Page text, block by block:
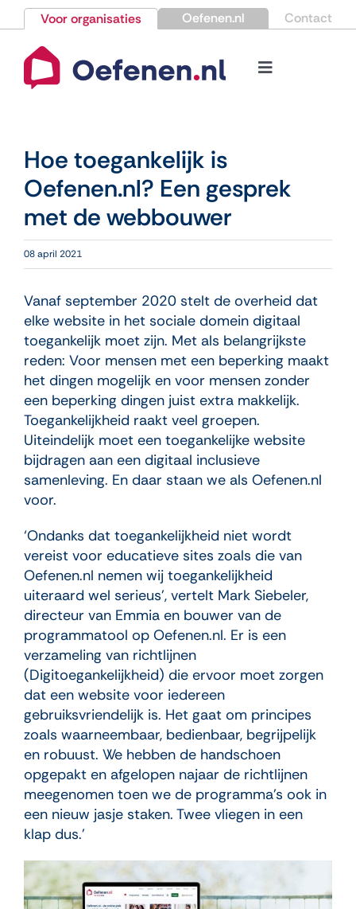
naar
inhoud
Voor organisaties Oefenen.nl Contact
Toggle
Nieuws
Kennisbank
Over Oefenen.nl
Contact
Hoe toegankelijk is
Oefenen.nl? Een gesprek
met de webbouwer
08 april 2021
Vanaf september 2020 stelt de overheid dat
elke website in het sociale domein digitaal
toegankelijk moet zijn. Met als belangrijkste
reden: Voor mensen met een beperking maakt
het dingen mogelijk en voor mensen zonder
een beperking dingen juist extra makkelijk.
Toegankelijkheid raakt veel groepen.
Uiteindelijk moet een toegankelijke website
bijdragen aan een digitaal inclusieve
samenleving. En daar staan we als Oefenen.nl
voor.
‘Ondanks dat toegankelijkheid niet wordt
vereist voor educatieve sites zoals die van
Oefenen.nl nemen wij toegankelijkheid
uiteraard wel serieus’, vertelt Mark Siebeler,
directeur van Emmia en bouwer van de
programmatool op Oefenen.nl. Er is een
verzameling van richtlijnen
(Digitoegankelijkheid) die ervoor moet zorgen
dat een website voor iedereen
gebruiksvriendelijk is. Het gaat om principes
zoals waarneembaar, bedienbaar, begrijpelijk
en robuust. We hebben de handschoen
opgepakt en afgelopen najaar de richtlijnen
meegenomen toen we de programma’s ook in
een nieuw jasje staken. Twee vliegen in een
klap dus.’